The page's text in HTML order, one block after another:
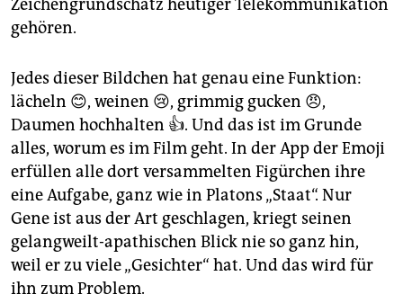
Zeichengrundschatz heutiger Telekommunikation
gehören.
Jedes dieser Bildchen hat genau eine Funktion:
lächeln 😊, weinen 😢, grimmig gucken 😠,
Daumen hochhalten 👍. Und das ist im Grunde
alles, worum es im Film geht. In der App der Emoji
erfüllen alle dort versammelten Figürchen ihre
eine Aufgabe, ganz wie in Platons „Staat“. Nur
Gene ist aus der Art geschlagen, kriegt seinen
gelangweilt-apathischen Blick nie so ganz hin,
weil er zu viele „Gesichter“ hat. Und das wird für
ihn zum Problem.